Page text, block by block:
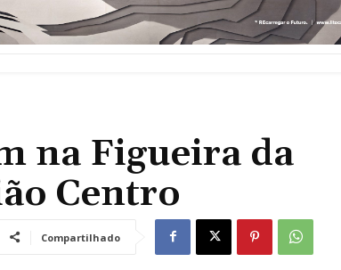
na Figueira da
Centro
Compartilhado